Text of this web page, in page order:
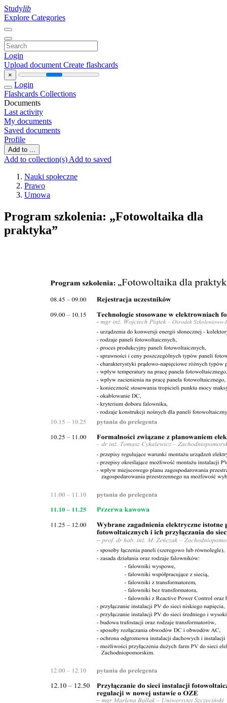
Studylib
Explore Categories
Login
Upload document Create flashcards
×
Login
Flashcards Collections
Documents
Last activity
My documents
Saved documents
Profile
Add to ...
Add to collection(s) Add to saved
Nauki społeczne
Prawo
Umowa
Program szkolenia: „Fotowoltaika dla
praktyka”